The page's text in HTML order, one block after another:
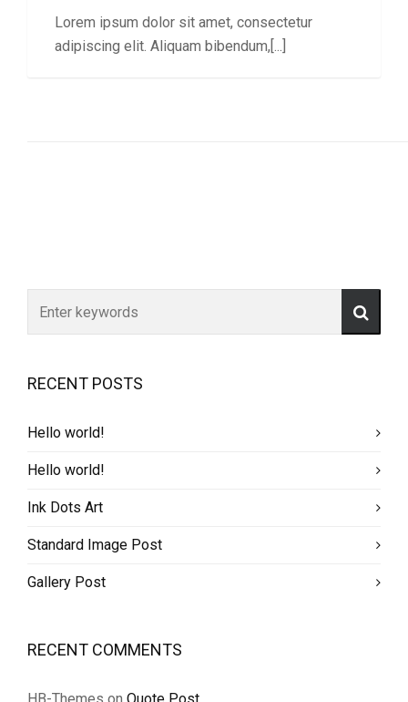
Lorem ipsum dolor sit amet, consectetur
adipiscing elit. Aliquam bibendum,[...]
RECENT POSTS
Hello world!
Hello world!
Ink Dots Art
Standard Image Post
Gallery Post
RECENT COMMENTS